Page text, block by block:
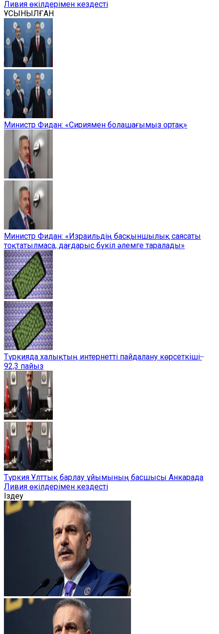
Ливия өкілдерімен кездесті
ҰСЫНЫЛҒАН
Министр Фидан: «Сириямен болашағымыз ортақ»
Министр Фидан: «Израильдің басқыншылық саясаты
тоқтатылмаса, дағдарыс бүкіл әлемге таралады»
Түркияда халықтың интернетті пайдалану көрсеткіші ̶
92,3 пайыз
Түркия Ұлттық барлау ұйымының басшысы Анкарада
Ливия өкілдерімен кездесті
Іздеу